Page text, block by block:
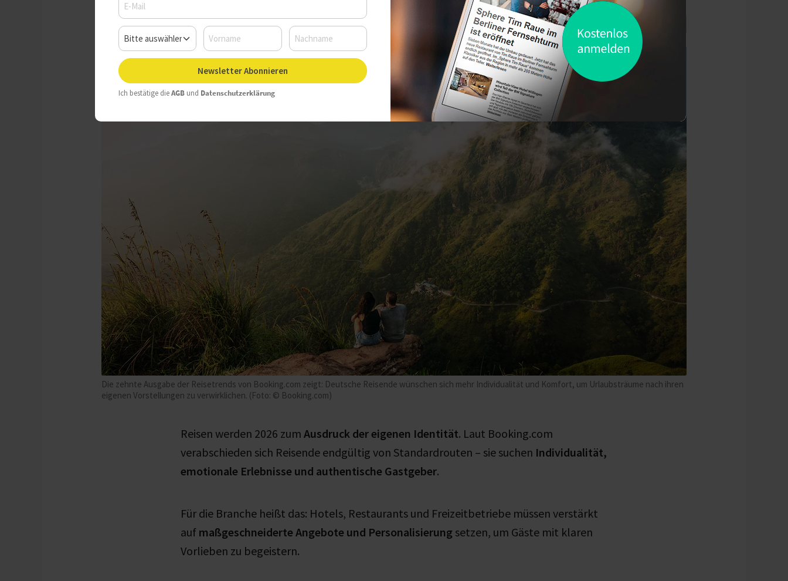
Die zehnte Ausgabe der Reisetrends von Booking.com zeigt: Deutsche Reisende wünschen sich mehr Individualität und Komfort, um Urlaubsträume nach ihren
eigenen Vorstellungen zu verwirklichen. (Foto: © Booking.com)
Reisen werden 2026 zum Ausdruck der eigenen Identität. Laut Booking.com
verabschieden sich Reisende endgültig von Standardrouten – sie suchen Individualität,
emotionale Erlebnisse und authentische Gastgeber.
Für die Branche heißt das: Hotels, Restaurants und Freizeitbetriebe müssen verstärkt
auf maßgeschneiderte Angebote und Personalisierung setzen, um Gäste mit klaren
Vorlieben zu begeistern.
Newsletter Abonnieren
Ich bestätige dieAGB und Datenschutzerklärung